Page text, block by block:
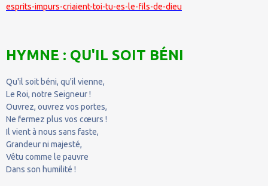
esprits-impurs-criaient-toi-tu-es-le-fils-de-dieu
HYMNE : QU'IL SOIT BÉNI
Qu'il soit béni, qu'il vienne,
Le Roi, notre Seigneur !
Ouvrez, ouvrez vos portes,
Ne fermez plus vos cœurs !
Il vient à nous sans faste,
Grandeur ni majesté,
Vêtu comme le pauvre
Dans son humilité !